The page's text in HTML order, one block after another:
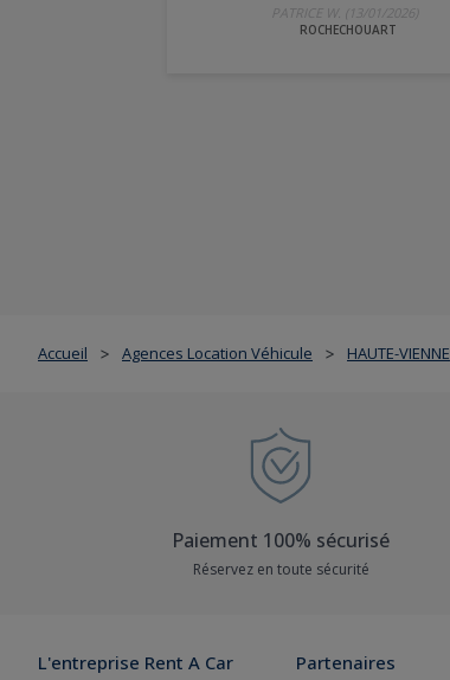
Accueil > Agences Location Véhicule > HAUTE-VIENNE
PATRICE W. (13/01/2026)
ROCHECHOUART
Paiement 100% sécurisé
Réservez en toute sécurité
L'entreprise Rent A Car Partenaires